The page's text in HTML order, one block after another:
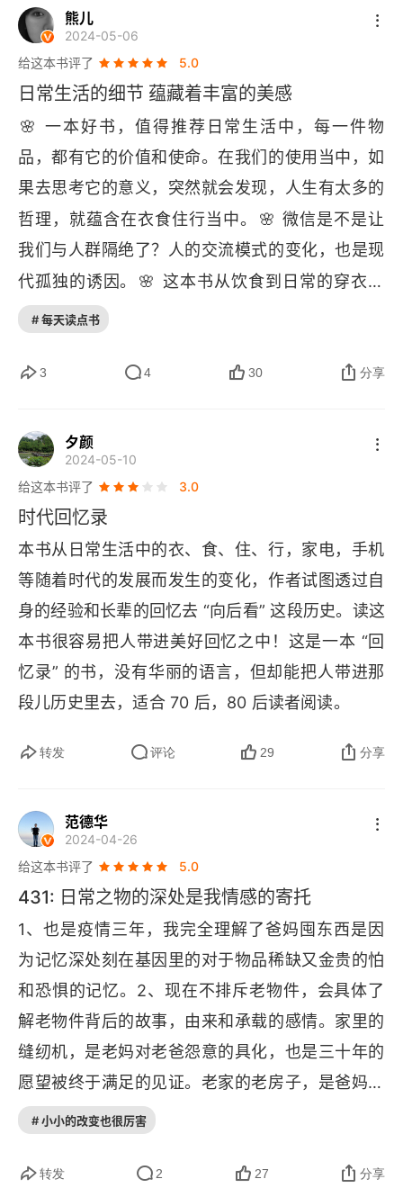
“家庭的接续” 是自我的根基，算是向中华传统文化
的回归。
宝贝》都是类似的风格：日常的风格，真诚地描
述。这本书之所以这么多人喜欢阅读，读完感觉轻
松就是因为它表达了一种感觉：回到你自己本身，
去感知自己的日常。而不是让我们去拥抱世界，去
了解这个不断变幻的大环境。不知道你有没有这样
一种感觉：越来越累，越来越力不从心？身边的人
和事都在奔跑，都在呈倍速地成长。而你掉队了，
被远远地甩在了身后。更加扎心的是，你想要奔
跑，却不知道要跑向何方。仿佛大家出发前就已经
有了目的地，有了向往的远方。他们需要做的，就
是奔跑到自己想要抵达的远方。而你还在徘徊，还
迷路了，找不到爸妈的小朋友。但这本书给我一个
何方。你也可以就地安身，就地寻求安全感。因为
你的身边有那么多有生命力的物品。它们时时刻刻
着与你一起创造新故事。在敲这篇笔记的时候，我
抬眼看了会我眼前的行李箱。它的箱面上多处贴过
标签的痕迹，仿佛英雄的伤痕一样。那是我们去过
不同地方留下来的印记。一起乘车，一起赶路，一
起去遇见或陌生或熟悉的人事物的证明。而今，我
们还在一起，还处在同一时空里。这本身就是令人
欣喜的日常状态。日常的魅力是因为日常有你，有
我，有我们。
熊儿
2024-05-06
给这本书评了
5.0
日常生活的细节 蕴藏着丰富的美感
🌸 一本好书，值得推荐日常生活中，每一件物
品，都有它的价值和使命。在我们的使用当中，如
果去思考它的意义，突然就会发现，人生有太多的
哲理，就蕴含在衣食住行当中。
🌸 微信是不是让
我们与人群隔绝了？人的交流模式的变化，也是现
代孤独的诱因。
🌸 这本书从饮食到日常的穿衣，
还有我们通勤的奔波和回家的小路，每一步都有一
小的日常中发现生命的真相。现代社会，我们会焦
看这样一本书，去思考人生的真谛。
在一个人
独处的时候常常会因为书中的细节，发出会心的微
笑。让我们也做一个生活的有心人，在日常的一花
一世界，一叶一菩提中去构建自己的人生轨迹。
# 每天读点书
3 4 30 分享
夕颜
2024-05-10
给这本书评了
3.0
时代回忆录
本书从日常生活中的衣、食、住、行，家电，手机
等随着时代的发展而发生的变化，作者试图透过自
身的经验和长辈的回忆去 “向后看” 这段历史。读这
本书很容易把人带进美好回忆之中！这是一本 “回
忆录” 的书，没有华丽的语言，但却能把人带进那
段儿历史里去，适合 70 后，80 后读者阅读。
转发 评论 29 分享
范德华
2024-04-26
给这本书评了
5.0
431: 日常之物的深处是我情感的寄托
1、也是疫情三年，我完全理解了爸妈囤东西是因
为记忆深处刻在基因里的对于物品稀缺又金贵的怕
和恐惧的记忆。2、现在不排斥老物件，会具体了
解老物件背后的故事，由来和承载的感情。家里的
缝纫机，是老妈对老爸怨意的具化，也是三十年的
愿望被终于满足的见证。老家的老房子，是爸妈幸
苦操劳一辈子的见证，是风雨三十六年的磕磕绊绊
的地方，还是我们一家努力奔小康的后盾。太多太
# 小小的改变也很厉害
转发 2 27 分享